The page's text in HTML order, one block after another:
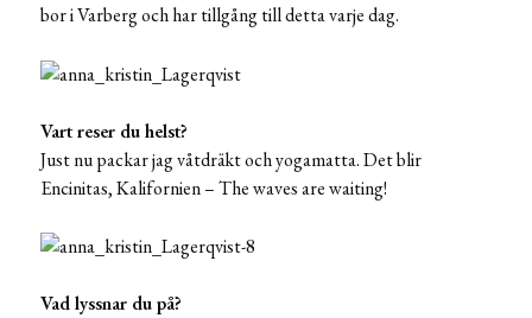
bor i Varberg och har tillgång till detta varje dag.
Vart reser du helst?
Just nu packar jag våtdräkt och yogamatta. Det blir
Encinitas, Kalifornien – The waves are waiting!
Vad lyssnar du på?